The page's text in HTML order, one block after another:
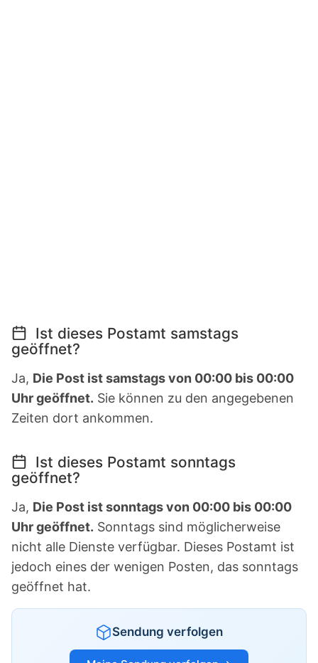
Ist dieses Postamt samstags
geöffnet?
Ja, Die Post ist samstags von 00:00 bis 00:00
Uhr geöffnet. Sie können zu den angegebenen
Zeiten dort ankommen.
Ist dieses Postamt sonntags
geöffnet?
Ja, Die Post ist sonntags von 00:00 bis 00:00
Uhr geöffnet. Sonntags sind möglicherweise
nicht alle Dienste verfügbar. Dieses Postamt ist
jedoch eines der wenigen Posten, das sonntags
geöffnet hat.
Sendung verfolgen